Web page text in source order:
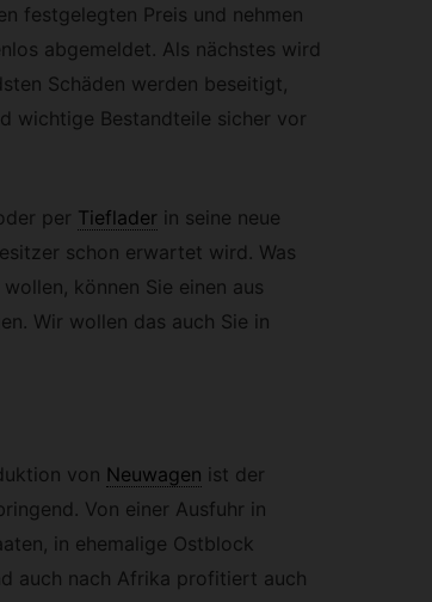
festgelegten Preis und nehmen
abgemeldet. Als nächstes wird
Schäden werden beseitigt,
wichtige Bestandteile sicher vor
per Tieflader in seine neue
schon erwartet wird. Was
können Sie einen aus
Wir wollen das auch Sie in
von Neuwagen ist der
Von einer Ausfuhr in
in ehemalige Ostblock
auch nach Afrika profitiert auch